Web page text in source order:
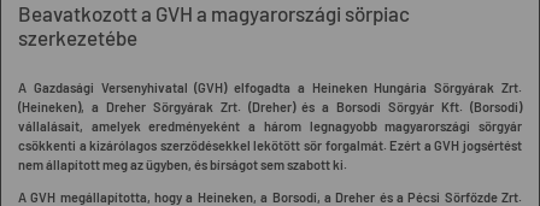
Beavatkozott a GVH a magyarországi sörpiac
szerkezetébe
A Gazdasági Versenyhivatal (GVH) elfogadta a Heineken Hungária Sörgyárak Zrt.
(Heineken), a Dreher Sörgyárak Zrt. (Dreher) és a Borsodi Sörgyár Kft. (Borsodi)
vállalásait, amelyek eredményeként a három legnagyobb magyarországi sörgyár
csökkenti a kizárólagos szerződésekkel lekötött sör forgalmát. Ezért a GVH jogsértést
nem állapított meg az ügyben, és bírságot sem szabott ki.
AGVH megállapította, hogy a Heineken, a Borsodi, a Dreher és a Pécsi Sörfőzde Zrt.